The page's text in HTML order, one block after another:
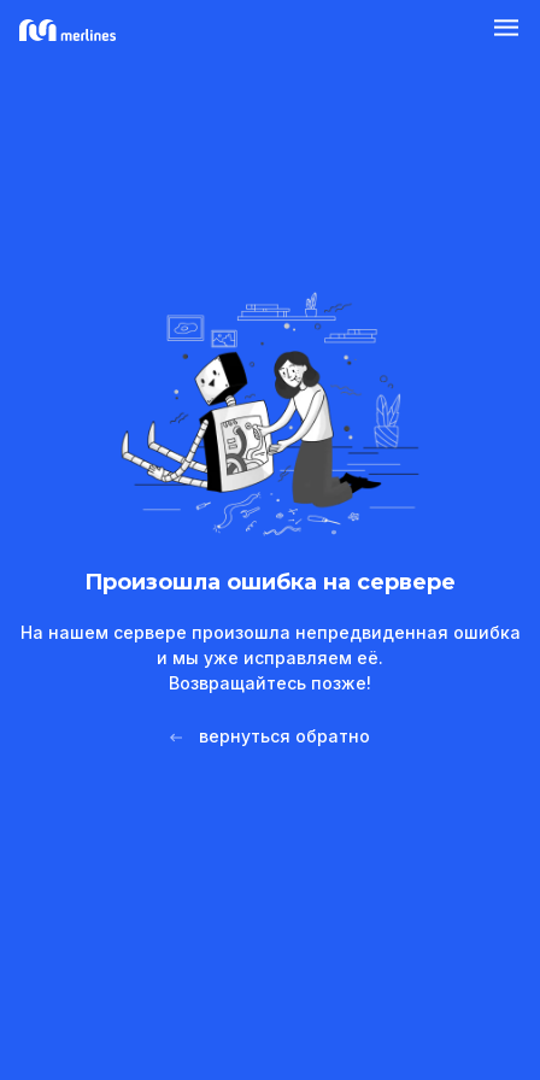
Произошла ошибка на сервере
На нашем сервере произошла непредвиденная ошибка
и мы уже исправляем её.
Возвращайтесь позже!
вернуться обратно